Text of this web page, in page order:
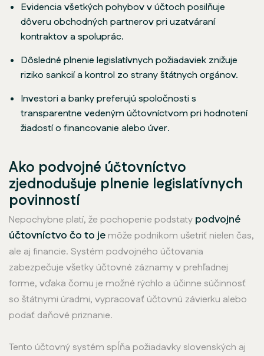
Evidencia všetkých pohybov v účtoch posilňuje
dôveru obchodných partnerov pri uzatváraní
kontraktov a spoluprác.
Dôsledné plnenie legislatívnych požiadaviek znižuje
riziko sankcií a kontrol zo strany štátnych orgánov.
Investori a banky preferujú spoločnosti s
transparentne vedeným účtovníctvom pri hodnotení
žiadostí o financovanie alebo úver.
Ako podvojné účtovníctvo
zjednodušuje plnenie legislatívnych
povinností
Nepochybne platí, že pochopenie podstaty podvojné
účtovníctvo čo to je môže podnikom ušetriť nielen čas,
ale aj financie. Systém podvojného účtovania
zabezpečuje všetky účtovné záznamy v prehľadnej
forme, vďaka čomu je možné rýchlo a účinne súčinnosť
so štátnymi úradmi, vypracovať účtovnú závierku alebo
podať daňové priznanie.
Tento účtovný systém spĺňa požiadavky slovenských aj